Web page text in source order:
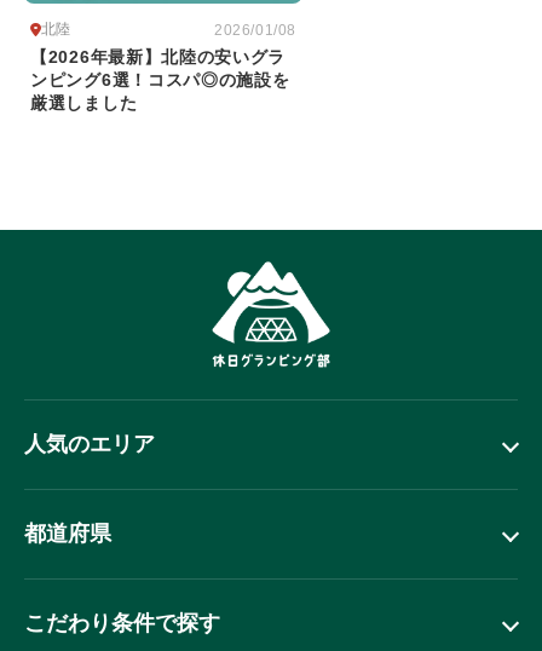
2026/01/08
北陸
【2026年最新】北陸の安いグラ
ンピング6選！コスパ◎の施設を
厳選しました
人気のエリア
都道府県
こだわり条件で探す